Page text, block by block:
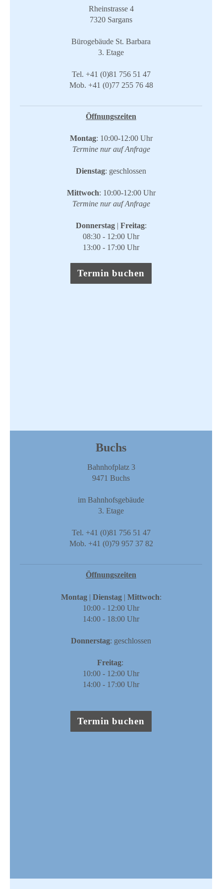
Rheinstrasse 4
7320 Sargans
​Bürogebäude ​St. Barbara
​3. Etage
​Tel. +41 (0)81 756 51 47
Mob. +41 (0)77 255 76 48​
Öffnungszeiten
Montag: ​10:00-12:00 Uhr
Termine nur auf Anfrage
Dienstag: geschlossen
Mittwoch: ​10:00-12:00 Uhr
Termine nur auf Anfrage
Donnerstag | Freitag:
08:30 - 12:00 Uhr
​13:00 - 17:00 Uhr​
Termin buchen
Buchs
Bahnhofplatz 3
9471 Buchs
im Bahnhofsgebäude
3. Etage
​Tel. +41 (0)81 756 51 47
Mob. +41 (0)79 957 37 82
Öffnungszeiten
Montag | Dienstag | Mittwoch:
10:00 - 12:00 Uhr
14:00 - 18:00 Uhr
Donnerstag: geschlossen​​
Freitag:
10:00 - 12:00 Uhr
14:00 - 17:00 Uhr​​
Termin buchen